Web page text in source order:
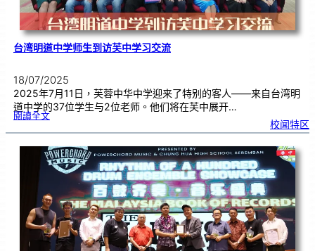
台湾明道中学师生到访芙中学习交流
18/07/2025
2025年7月11日，芙蓉中华中学迎来了特别的客人——来自台湾明
道中学的37位学生与2位老师。他们将在芙中展开…
閱讀全文:台
道
学
师
生
到
访
芙
中
流
校闻特区